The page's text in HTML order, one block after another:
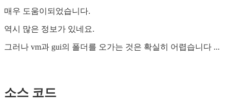
매우 도움이되었습니다.
역시 많은 정보가 있네요.
그러나 vm과 gui의 폴더를 오가는 것은 확실히 어렵습니다 ...
소스 코드